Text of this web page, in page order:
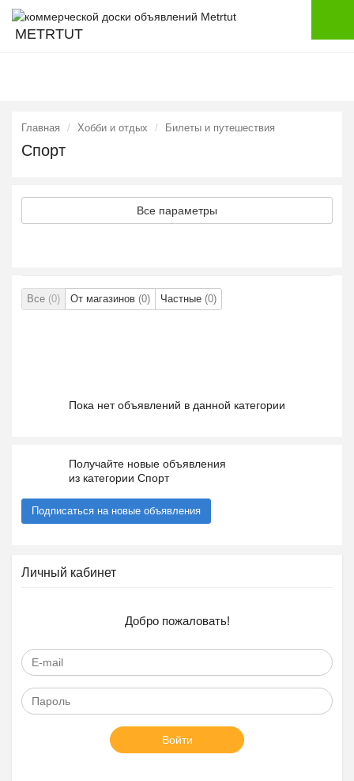
METRTUT
Главная Хобби и отдых Билеты и путешествия
Спорт
Все параметры
Все (0) От магазинов (0) Частные (0)
Пока нет объявлений в данной категории
Получайте новые объявления
из категории Спорт
Подписаться на новые объявления
Личный кабинет
Добро пожаловать!
Войти